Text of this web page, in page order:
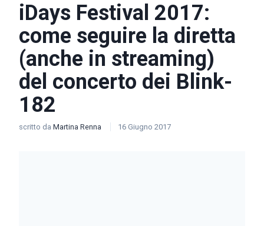
iDays Festival 2017:
come seguire la diretta
(anche in streaming)
del concerto dei Blink-
182
scritto da Martina Renna 16 Giugno 2017